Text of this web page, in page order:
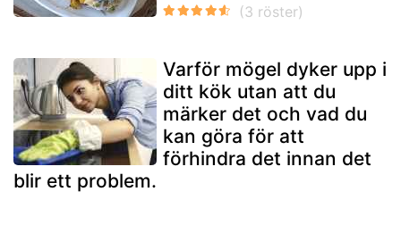
Varför mögel dyker upp i
ditt kök utan att du
märker det och vad du
kan göra för att
förhindra det innan det
blir ett problem.